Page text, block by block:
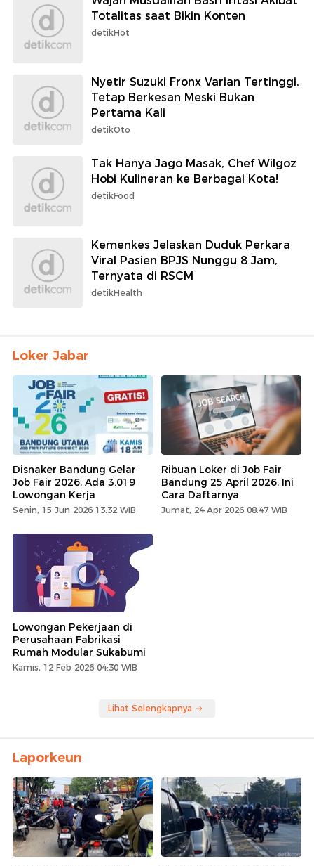
Totalitas saat Bikin Konten
detikHot
Nyetir Suzuki Fronx Varian Tertinggi,
Tetap Berkesan Meski Bukan
Pertama Kali
detikOto
Tak Hanya Jago Masak, Chef Wilgoz
Hobi Kulineran ke Berbagai Kota!
detikFood
Kemenkes Jelaskan Duduk Perkara
Viral Pasien BPJS Nunggu 8 Jam,
Ternyata di RSCM
detikHealth
Loker Jabar
Disnaker Bandung Gelar
Job Fair 2026, Ada 3.019
Lowongan Kerja
Senin, 15 Jun 2026 13:32 WIB
Ribuan Loker di Job Fair
Bandung 25 April 2026, Ini
Cara Daftarnya
Jumat, 24 Apr 2026 08:47 WIB
Lowongan Pekerjaan di
Perusahaan Fabrikasi
Rumah Modular Sukabumi
Kamis, 12 Feb 2026 04:30 WIB
Lihat Selengkapnya
Laporkeun